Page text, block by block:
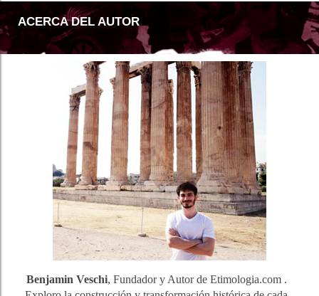
ACERCA DEL AUTOR
Benjamin Veschi, Fundador y Autor de Etimologia.com .